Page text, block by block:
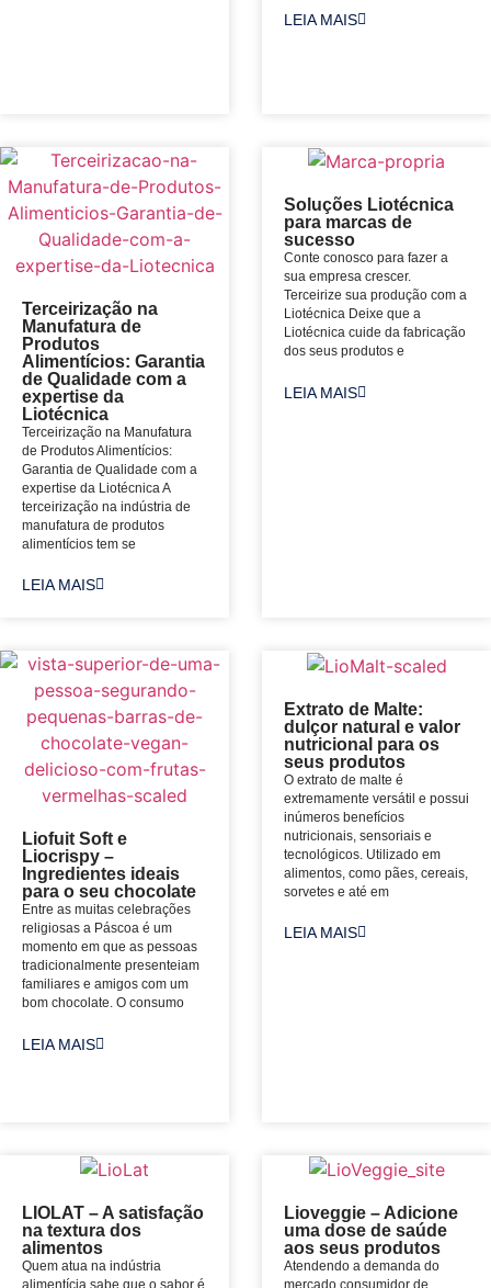
LEIA MAIS
Terceirização na
Manufatura de
Produtos
Alimentícios: Garantia
de Qualidade com a
expertise da
Liotécnica
Terceirização na Manufatura
de Produtos Alimentícios:
Garantia de Qualidade com a
expertise da Liotécnica A
terceirização na indústria de
manufatura de produtos
alimentícios tem se
LEIA MAIS
Soluções Liotécnica
para marcas de
sucesso
Conte conosco para fazer a
sua empresa crescer.
Terceirize sua produção com a
Liotécnica Deixe que a
Liotécnica cuide da fabricação
dos seus produtos e
LEIA MAIS
Liofuit Soft e
Liocrispy –
Ingredientes ideais
para o seu chocolate
Entre as muitas celebrações
religiosas a Páscoa é um
momento em que as pessoas
tradicionalmente presenteiam
familiares e amigos com um
bom chocolate. O consumo
LEIA MAIS
Extrato de Malte:
dulçor natural e valor
nutricional para os
seus produtos
O extrato de malte é
extremamente versátil e possui
inúmeros benefícios
nutricionais, sensoriais e
tecnológicos. Utilizado em
alimentos, como pães, cereais,
sorvetes e até em
LEIA MAIS
LIOLAT – A satisfação
na textura dos
alimentos
Quem atua na indústria
Lioveggie – Adicione
uma dose de saúde
aos seus produtos
Atendendo a demanda do